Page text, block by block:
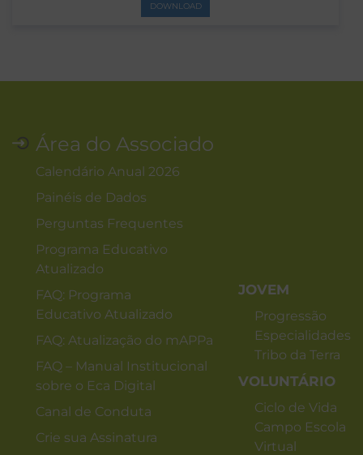
DOWNLOAD
Área do Associado
Calendário Anual 2026
Painéis de Dados
Perguntas Frequentes
Programa Educativo
Atualizado
FAQ: Programa
Educativo Atualizado
FAQ: Atualização do mAPPa
FAQ – Manual Institucional
sobre o Eca Digital
Canal de Conduta
Crie sua Assinatura
JOVEM
Progressão
Especialidades
Tribo da Terra
VOLUNTÁRIO
Ciclo de Vida
Campo Escola
Virtual